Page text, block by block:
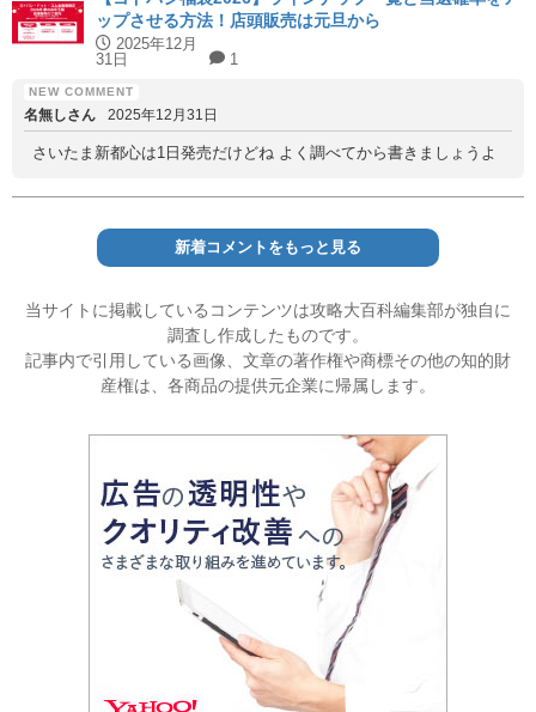
ップさせる方法！店頭販売は元旦から
2025年12月
31日
1
名無しさん 2025年12月31日
さいたま新都心は1日発売だけどね よく調べてから書きましょうよ
新着コメントをもっと見る
当サイトに掲載しているコンテンツは攻略大百科編集部が独自に
調査し作成したものです。
記事内で引用している画像、文章の著作権や商標その他の知的財
産権は、各商品の提供元企業に帰属します。